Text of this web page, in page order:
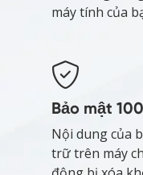
máy tính của
Bảo mật
Nội dung của
trữ trên máy